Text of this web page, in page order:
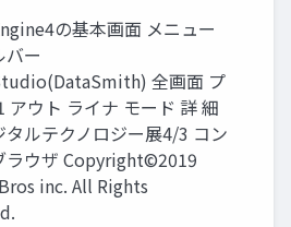
の基本画面 メニュー
バー
全画面 プ
アウト ライナ モード 詳 細
タルテクノロジー展4/3 コン
ラウザ Copyright©2019
inc. All Rights